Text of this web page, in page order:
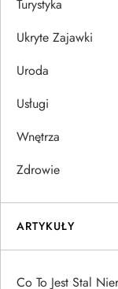
Turystyka
Ukryte Zajawki
Uroda
Usługi
Wnętrza
Zdrowie
ARTYKUŁY
Co To Jest Stal